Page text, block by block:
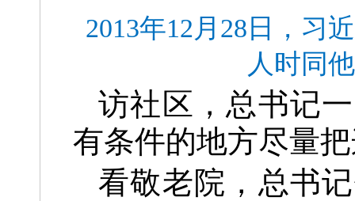
2013年12月28日，习
人时同
访社区，总书记
有条件的地方尽量
看敬老院，总书